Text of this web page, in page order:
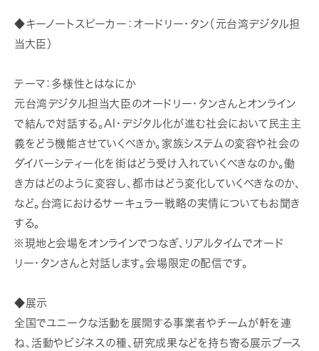
◆キーノートスピーカー：オードリー・タン（元台湾デジタル担
当大臣）
テーマ：多様性とはなにか
元台湾デジタル担当大臣のオードリー・タンさんとオンライン
で結んで対話する。AI・デジタル化が進む社会において民主主
義をどう機能させていくべきか。家族システムの変容や社会の
ダイバーシティー化を街はどう受け入れていくべきなのか。働
き方はどのように変容し、都市はどう変化していくべきなのか、
など。台湾におけるサーキュラー戦略の実情についてもお聞き
する。
※現地と会場をオンラインでつなぎ、リアルタイムでオード
リー・タンさんと対話します。会場限定の配信です。
◆展示
全国でユニークな活動を展開する事業者やチームが軒を連
ね、活動やビジネスの種、研究成果などを持ち寄る展示ブース